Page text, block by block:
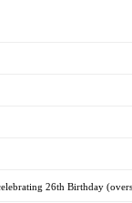
26th Birthday